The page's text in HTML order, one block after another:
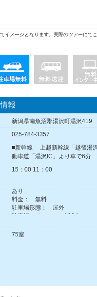
イメージとなります。実際のツアーにて
報
新潟県南魚沼郡湯沢町湯沢419
025-784-3357
■新幹線 上越新幹線「越後湯
動車道「湯沢IC」より車で6分
15：00 11：00
あり
料金： 無料
駐車場形態： 屋外
駐車場スペース： 100台
75室